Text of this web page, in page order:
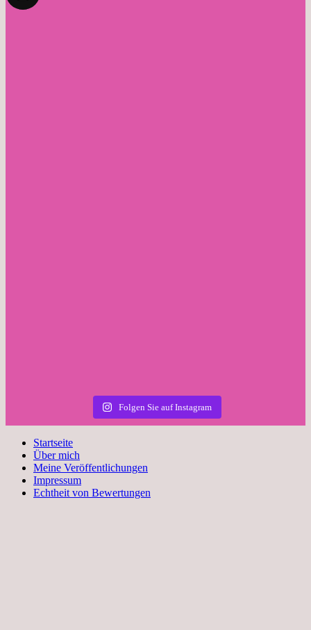
Folgen Sie auf Instagram
Startseite
Über mich
Meine Veröffentlichungen
Impressum
Echtheit von Bewertungen